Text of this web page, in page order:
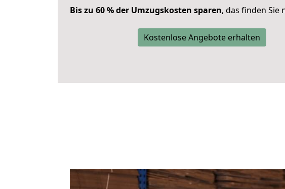
Bis zu 60 % der Umzugskosten sparen, das finden Sie
Kostenlose Angebote erhalten